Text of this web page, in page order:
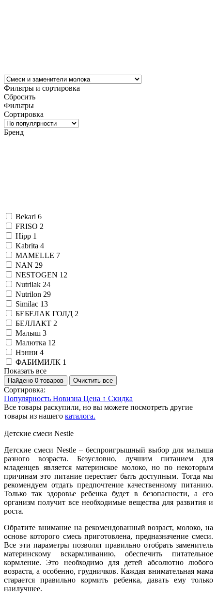
Фильтры и сортировка
Сбросить
Фильтры
Сортировка
Бренд
Bekari 6
FRISO 2
Hipp 1
Kabrita 4
MAMELLE 7
NAN 29
NESTOGEN 12
Nutrilak 24
Nutrilon 29
Similac 13
БЕБЕЛАК ГОЛД 2
БЕЛЛАКТ 2
Малыш 3
Малютка 12
Нэнни 4
ФАБИМИЛК 1
Показать все
Найдено 0 товаров Очистить все
Сортировка:
Популярность Новизна Цена ↑ Скидка
Все товары раскупили, но вы можете посмотреть другие
товары из нашего каталога.
Детские смеси Nestle
Детские смеси Nestle – беспроигрышный выбор для малыша
разного возраста. Безусловно, лучшим питанием для
младенцев является материнское молоко, но по некоторым
причинам это питание перестает быть доступным. Тогда мы
рекомендуем отдать предпочтение качественному питанию.
Только так здоровье ребенка будет в безопасности, а его
организм получит все необходимые вещества для развития и
роста.
Обратите внимание на рекомендованный возраст, молоко, на
основе которого смесь приготовлена, предназначение смеси.
Все эти параметры позволят правильно отобрать заменитель
материнскому вскармливанию, обеспечить питательное
кормление. Это необходимо для детей абсолютно любого
возраста, а особенно, грудничков. Каждая внимательная мама
старается правильно кормить ребенка, давать ему только
наилучшее.